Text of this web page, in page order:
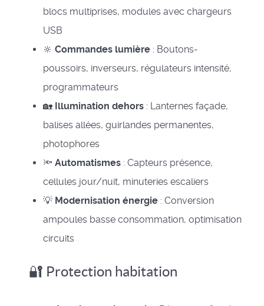
blocs multiprises, modules avec chargeurs
USB
🔆 Commandes lumière : Boutons-
poussoirs, inverseurs, régulateurs intensité,
programmateurs
🏡 Illumination dehors : Lanternes façade,
balises allées, guirlandes permanentes,
photophores
🔦 Automatismes : Capteurs présence,
cellules jour/nuit, minuteries escaliers
💡 Modernisation énergie : Conversion
ampoules basse consommation, optimisation
circuits
🔐 Protection habitation